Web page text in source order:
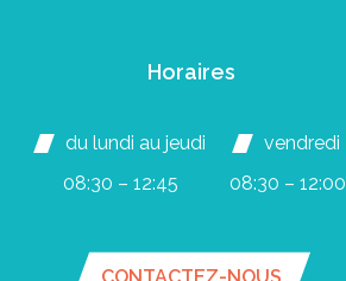
Horaires
du lundi au jeudi
08:30 – 12:45
vendredi
08:30 – 12:00
CONTACTEZ-NOUS